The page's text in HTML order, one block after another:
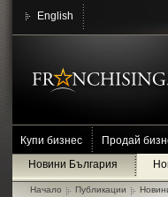
English
Купи бизнес Продай
Новини България
Начало Публикации